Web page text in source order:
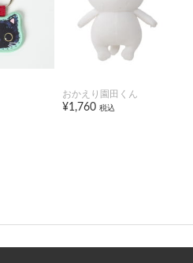
おかえり園田くん
¥1,760 税込